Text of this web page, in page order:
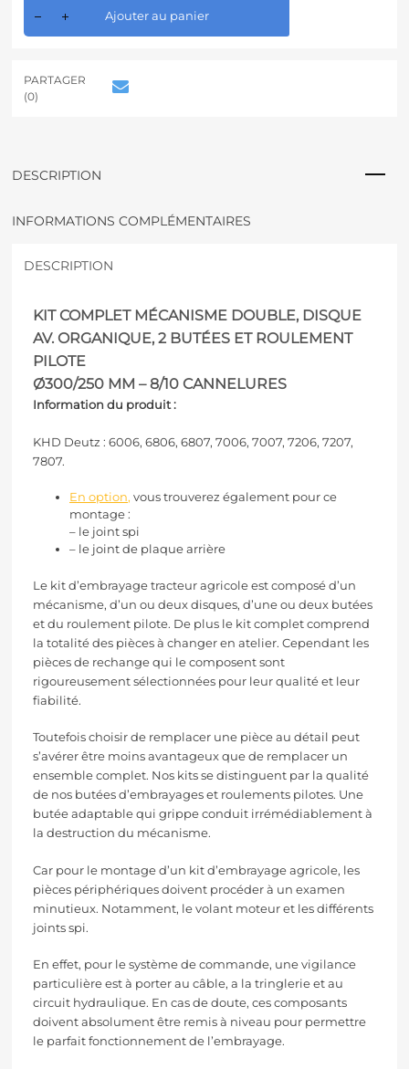
Ajouter au panier
PARTAGER
(0)
DESCRIPTION
INFORMATIONS COMPLÉMENTAIRES
DESCRIPTION
KIT COMPLET MÉCANISME DOUBLE, DISQUE
AV. ORGANIQUE, 2 BUTÉES ET ROULEMENT
PILOTE
Ø300/250 MM – 8/10 CANNELURES
Information du produit :
KHD Deutz : 6006, 6806, 6807, 7006, 7007, 7206, 7207,
7807.
En option, vous trouverez également pour ce
montage :
– le joint spi
– le joint de plaque arrière
Le kit d’embrayage tracteur agricole est composé d’un
mécanisme, d’un ou deux disques, d’une ou deux butées
et du roulement pilote. De plus le kit complet comprend
la totalité des pièces à changer en atelier. Cependant les
pièces de rechange qui le composent sont
rigoureusement sélectionnées pour leur qualité et leur
fiabilité.
Toutefois choisir de remplacer une pièce au détail peut
s’avérer être moins avantageux que de remplacer un
ensemble complet. Nos kits se distinguent par la qualité
de nos butées d’embrayages et roulements pilotes. Une
butée adaptable qui grippe conduit irrémédiablement à
la destruction du mécanisme.
Car pour le montage d’un kit d’embrayage agricole, les
pièces périphériques doivent procéder à un examen
minutieux. Notamment, le volant moteur et les différents
joints spi.
En effet, pour le système de commande, une vigilance
particulière est à porter au câble, a la tringlerie et au
circuit hydraulique. En cas de doute, ces composants
doivent absolument être remis à niveau pour permettre
le parfait fonctionnement de l’embrayage.